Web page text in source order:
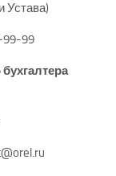
Устава)
99-99